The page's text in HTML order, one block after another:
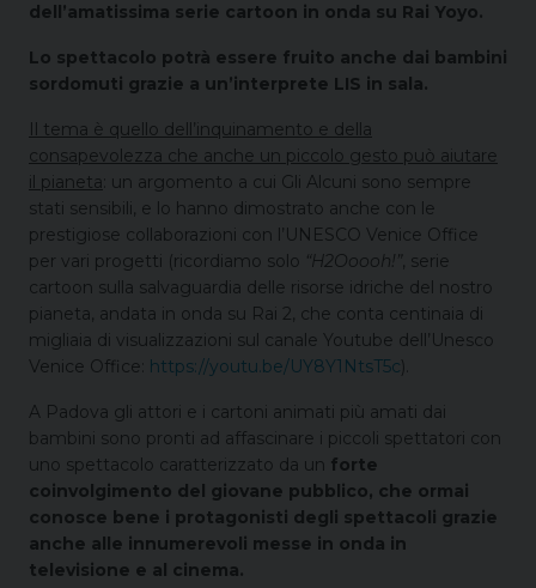
dell’amatissima serie cartoon in onda su Rai Yoyo.
Lo spettacolo potrà essere fruito anche dai bambini
sordomuti grazie a un’interprete LIS in sala.
Il tema è quello dell’inquinamento e della
consapevolezza che anche un piccolo gesto può aiutare
il pianeta : un argomento a cui Gli Alcuni sono sempre
stati sensibili, e lo hanno dimostrato anche con le
prestigiose collaborazioni con l’UNESCO Venice Office
per vari progetti (ricordiamo solo “H2Ooooh!”, serie
cartoon sulla salvaguardia delle risorse idriche del nostro
pianeta, andata in onda su Rai 2, che conta centinaia di
migliaia di visualizzazioni sul canale Youtube dell’Unesco
Venice Office: https://youtu.be/UY8Y1NtsT5c).
A Padova gli attori e i cartoni animati più amati dai
bambini sono pronti ad affascinare i piccoli spettatori con
uno spettacolo caratterizzato da un forte
coinvolgimento del giovane pubblico, che ormai
conosce bene i protagonisti degli spettacoli grazie
anche alle innumerevoli messe in onda in
televisione e al cinema.